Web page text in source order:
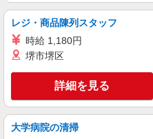
【介護福
万円〜 ※職務手当、特別職務手当、（東京都）居
住支援特別手
（月平均2回
毎月平均的
支援特別手当
支給（再入社は除く） ◎賞与：
年支給 ◎残業
分〜）
キープ
正社員
そんぽの家S 西府/2023ba1
レジ・商品陳列スタッフ
時給 1,180円
堺市堺区
詳細を見る
大学病院の清掃